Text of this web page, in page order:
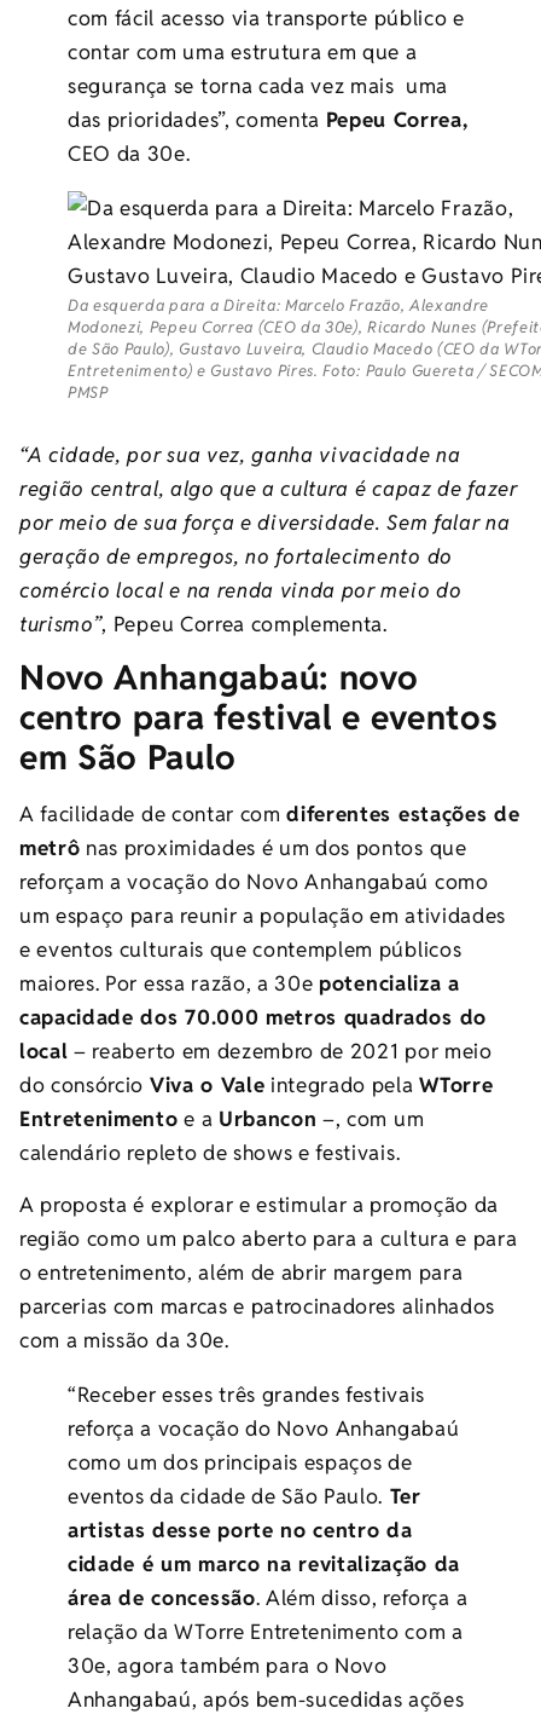
com fácil acesso via transporte público e
contar com uma estrutura em que a
segurança se torna cada vez mais uma
das prioridades”, comenta Pepeu Correa,
CEO da 30e.
Da esquerda para a Direita: Marcelo Frazão, Alexandre
Modonezi, Pepeu Correa (CEO da 30e), Ricardo Nunes
de São Paulo), Gustavo Luveira, Claudio Macedo (CEO da
Entretenimento) e Gustavo Pires. Foto: Paulo Guereta /
PMSP
“A cidade, por sua vez, ganha vivacidade na
região central, algo que a cultura é capaz de fazer
por meio de sua força e diversidade. Sem falar na
geração de empregos, no fortalecimento do
comércio local e na renda vinda por meio do
turismo”, Pepeu Correa complementa.
Novo Anhangabaú: novo
centro para festival e eventos
em São Paulo
A facilidade de contar comdiferentes estações de
metrô nas proximidades é um dos pontos que
reforçam a vocação do Novo Anhangabaú como
um espaço para reunir a população em atividades
e eventos culturais que contemplem públicos
maiores. Por essa razão, a30e potencializa a
capacidade dos 70.000 metros quadrados do
local – reaberto em dezembro de 2021 por meio
do consórcio Viva o Vale integrado pelaWTorre
Entretenimento e a Urbancon –, com um
calendário repleto de shows e festivais.
A proposta é explorar e estimular a promoção da
região como um palco aberto para a cultura e para
o entretenimento, além de abrir margem para
parcerias com marcas e patrocinadores alinhados
com a missão da 30e.
“Receber esses três grandes festivais
reforça a vocação do Novo Anhangabaú
como um dos principais espaços de
eventos da cidade de São Paulo. Ter
artistas desse porte no centro da
cidade é um marco na revitalização da
área de concessão. Além disso, reforça a
relação da WTorre Entretenimento com a
30e, agora também para o Novo
Anhangabaú, após bem-sucedidas ações